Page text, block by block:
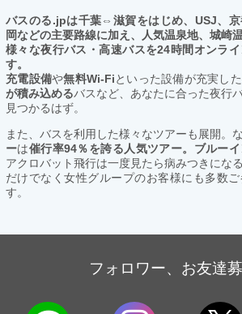
バスのる.jpは千葉⇔滋賀をはじめ、USJ、
岡などの主要路線に加え、人気温泉地、城崎
様々な夜行バス・高速バスを24時間オンラ
す。
充電設備や無料Wi-Fiといった設備が充実した
が積み込めるバスなど、あなたに合った夜行
見つかるはず。
また、バスを利用した様々なツアーも展開。
ーは催行率94％を誇る人気ツアー。ブルー
アクロバット飛行は一度見たら病みつきにな
だけでなく女性グループのお客様にも多数
す。
フォロワー、お友達